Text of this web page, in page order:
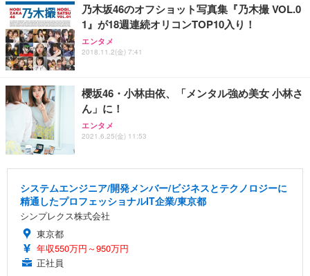
乃木坂46のオフショット写真集『乃木撮 VOL.0
1』が18週連続オリコンTOP10入り！
エンタメ
2018.11.2(金) 7:41
櫻坂46・小林由依、「メンタル強め美女 小林さ
ん」に！
エンタメ
2021.6.25(金) 11:53
システムエンジニア/開発メンバー/ビジネスとテクノロジーに
精通したプロフェッショナルIT企業/東京都
シンプレクス株式会社
東京都
年収550万円～950万円
正社員